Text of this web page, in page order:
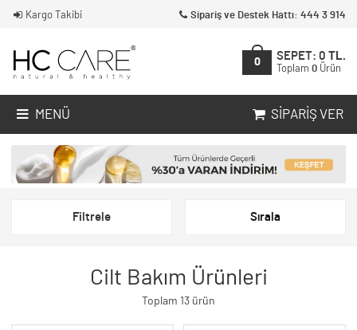
Kargo Takibi Sipariş ve Destek Hattı: 444 3 914
0
SEPET: 0 TL.
Toplam 0 Ürün
MENÜ SIPARIŞ VER
Filtrele Sırala
Cilt Bakım Ürünleri
Toplam 13 ürün